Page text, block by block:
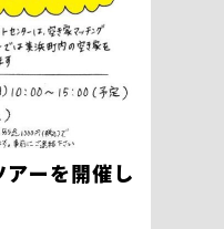
ーを開催し